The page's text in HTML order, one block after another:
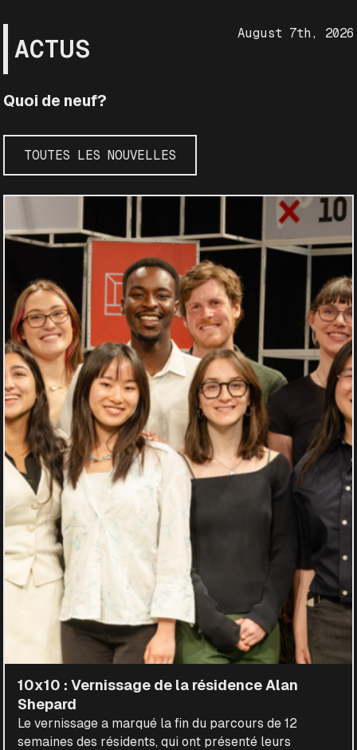
ACTUS
Quoi de neuf?
TOUTES LES NOUVELLES
August 7th, 2026
10x10 : Vernissage de la résidence Alan
Shepard
Le vernissage a marqué la fin du parcours de 12
semaines des résidents, qui ont présenté leurs